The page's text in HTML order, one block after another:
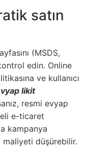
satın
(MSDS,
edin. Online
ve kullanıcı
likit
resmi evyap
e-ticaret
kampanya
maliyeti düşürebilir.